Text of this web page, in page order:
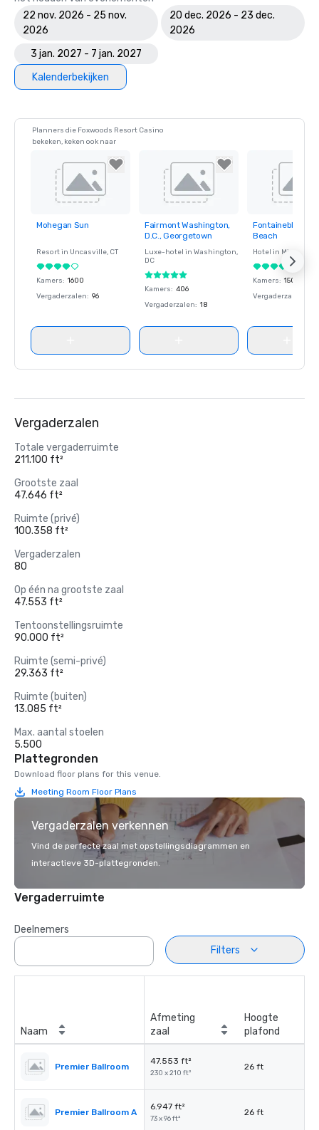
22 nov. 2026 - 25 nov.
2026
20 dec. 2026 - 23 dec.
2026
3 jan. 2027 - 7 jan. 2027
Kalenderbekijken
Planners die Foxwoods Resort Casino
bekeken, keken ook naar
Removed from
Mohegan Sun
Resort in Uncasville, CT
Kamers: 1600
Vergaderzalen: 96
Removed from
favorites
Fairmont Washington,
D.C., Georgetown
Luxe-hotel in Washington,
DC
Kamers: 406
Vergaderzalen: 18
Removed
favorites
Fontainebleau
Beach
Hotel in Miami
Kamers: 1504
Vergaderzalen
Vergaderzalen
Totale vergaderruimte
211.100 ft²
Grootste zaal
47.646 ft²
Ruimte (privé)
100.358 ft²
Vergaderzalen
80
Op één na grootste zaal
47.553 ft²
Tentoonstellingsruimte
90.000 ft²
Ruimte (semi-privé)
29.363 ft²
Ruimte (buiten)
13.085 ft²
Max. aantal stoelen
5.500
Plattegronden
Download floor plans for this venue.
Meeting Room Floor Plans
Vergaderzalen verkennen
Vind de perfecte zaal met opstellingsdiagrammen en
interactieve 3D-plattegronden.
Vergaderruimte
Deelnemers
Filters
Naam
Afmeting
zaal
Hoogte
plafond
Premier Ballroom
47.553 ft²
230 x 210 ft²
26 ft
Premier Ballroom A
6.947 ft²
73 x 96 ft²
26 ft